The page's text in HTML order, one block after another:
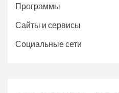
Программы
Сайты и сервисы
Социальные сети